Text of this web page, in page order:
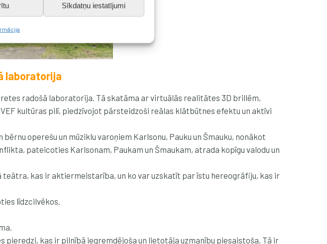
Sīkdatņu iestatījumi
laboratorija
radošā laboratorija. Tā skatāma ar virtuālās realitātes 3D brillēm,
kultūras pilī, piedzīvojot pārsteidzoši reālas klātbūtnes efektu un aktīvi
operešu un mūziklu varoņiem Karlsonu, Pauku un Šmauku, nonākot
pateicoties Karlsonam, Paukam un Šmaukam, atrada kopīgu valodu un
kas ir aktiermeistarība, un ko var uzskatīt par īstu hereogrāfiju, kas ir
līdzcilvēkos.
kas ir pilnībā iegremdējoša un lietotāja uzmanību piesaistoša. Tā ir